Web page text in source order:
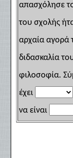
απασχόλησε
του σχολής
αρχαία αγορά
διδασκαλία
φιλοσοφία.
έχει
να είναι